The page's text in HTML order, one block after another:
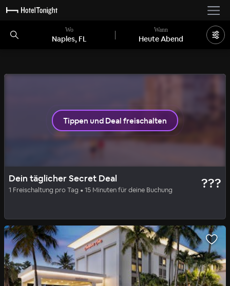
Wo
Naples, FL
Wann
Heute Abend
Bellasera Hotel
Tippen und Deal freischalten
Dein täglicher Secret Deal
1 Freischaltung pro Tag • 15 Minuten für deine Buchung ???